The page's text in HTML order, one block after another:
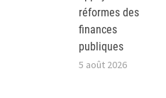
réformes des
finances
publiques
5 août 2026